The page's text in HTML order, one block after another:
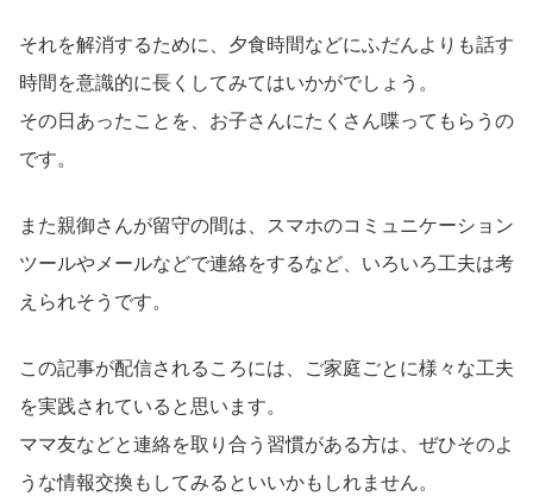
それを解消するために、夕食時間などにふだんよりも話す
時間を意識的に長くしてみてはいかがでしょう。
その日あったことを、お子さんにたくさん喋ってもらうの
です。
また親御さんが留守の間は、スマホのコミュニケーション
ツールやメールなどで連絡をするなど、いろいろ工夫は考
えられそうです。
この記事が配信されるころには、ご家庭ごとに様々な工夫
を実践されていると思います。
ママ友などと連絡を取り合う習慣がある方は、ぜひそのよ
うな情報交換もしてみるといいかもしれません。